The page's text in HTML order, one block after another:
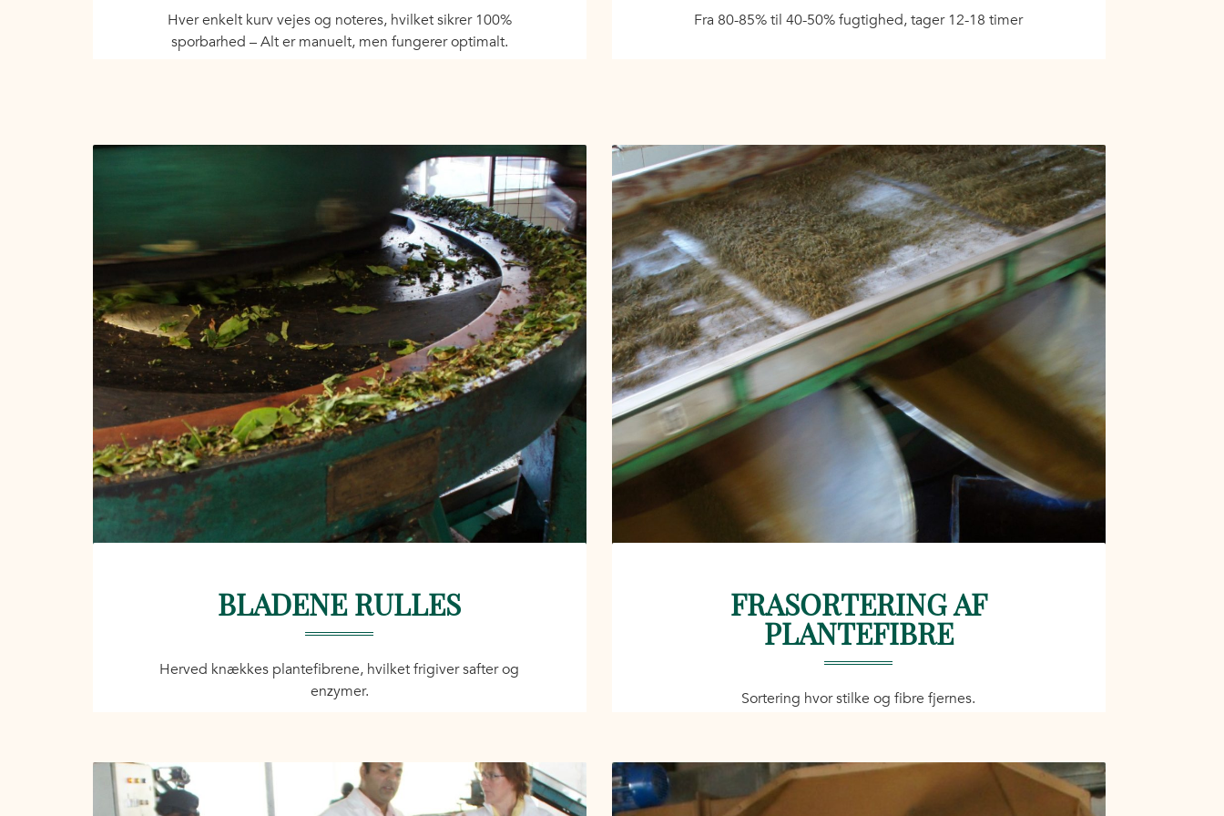
Hver enkelt kurv vejes og noteres, hvilket sikrer 100%
sporbarhed – Alt er manuelt, men fungerer optimalt.
Fra 80-85% til 40-50% fugtighed, tager 12-18 timer
BLADENE RULLES
Herved knækkes plantefibrene, hvilket frigiver safter og
enzymer.
FRASORTERING AF
PLANTEFIBRE
Sortering hvor stilke og fibre fjernes.